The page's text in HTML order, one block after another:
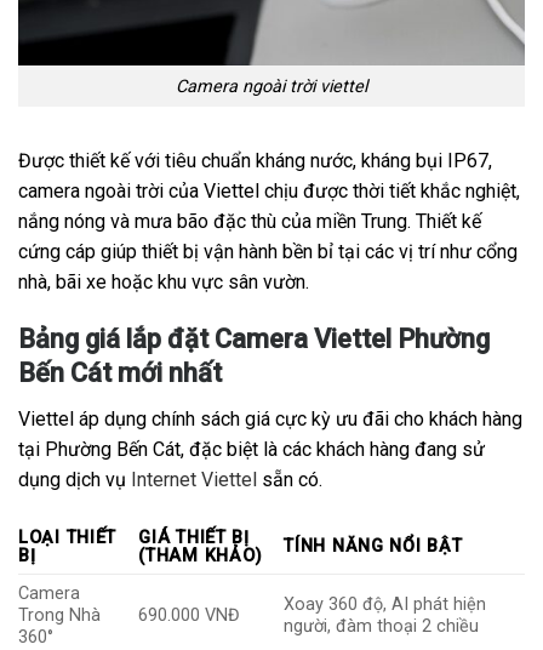
Camera ngoài trời viettel
Được thiết kế với tiêu chuẩn kháng nước, kháng bụi IP67,
camera ngoài trời của Viettel chịu được thời tiết khắc nghiệt,
nắng nóng và mưa bão đặc thù của miền Trung. Thiết kế
cứng cáp giúp thiết bị vận hành bền bỉ tại các vị trí như cổng
nhà, bãi xe hoặc khu vực sân vườn.
Bảng giá lắp đặt Camera Viettel Phường
Bến Cát mới nhất
Viettel áp dụng chính sách giá cực kỳ ưu đãi cho khách hàng
tại Phường Bến Cát, đặc biệt là các khách hàng đang sử
dụng dịch vụ Internet Viettel sẵn có.
LOẠI THIẾT
BỊ
GIÁ THIẾT BỊ
(THAM KHẢO)
TÍNH NĂNG NỔI BẬT
Camera
Trong Nhà
360°
690.000 VNĐ
Xoay 360 độ, AI phát hiện
người, đàm thoại 2 chiều